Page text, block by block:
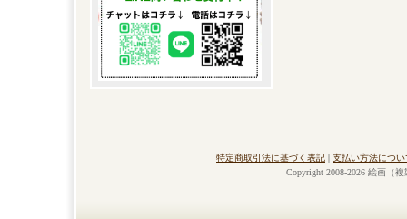
特定商取引法に基づく表記 | 支払い方法につい
Copyright 2008-2026 絵画（